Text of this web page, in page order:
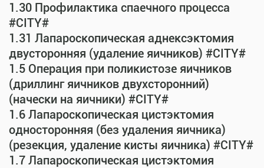
1.30 Профилактика спаечного процесса
#CITY#
1.31 Лапароскопическая аднексэктомия
двусторонняя (удаление яичников) #CITY#
1.5 Операция при поликистозе яичников
(дриллинг яичников двухсторонний)
(начески на яичники) #CITY#
1.6 Лапароскопическая цистэктомия
односторонняя (без удаления яичника)
(резекция, удаление кисты яичника) #CITY#
1.7 Лапароскопическая цистэктомия